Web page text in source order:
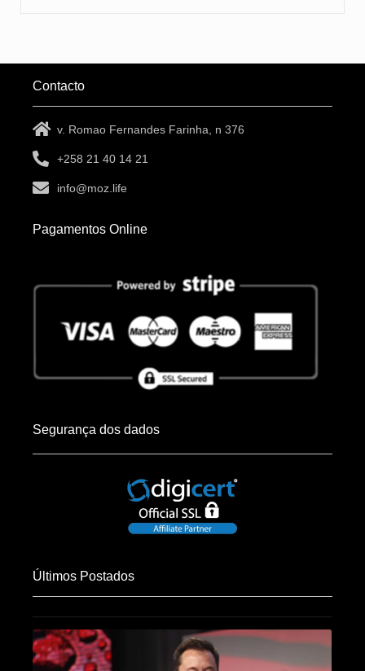
Contacto
v. Romao Fernandes Farinha, n 376
+258 21 40 14 21
info@moz.life
Pagamentos Online
Segurança dos dados
Últimos Postados